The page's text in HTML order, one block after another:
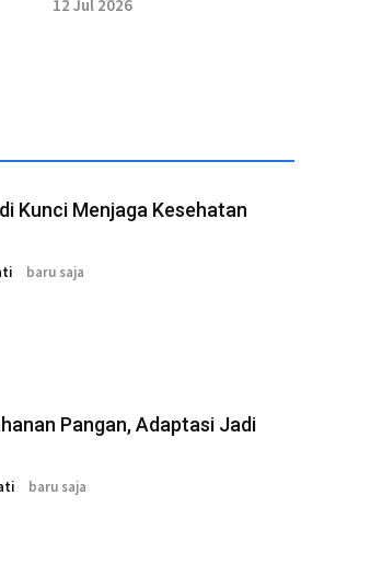
12 Jul 2026
Kunci Menjaga Kesehatan
baru saja
Pangan, Adaptasi Jadi
baru saja